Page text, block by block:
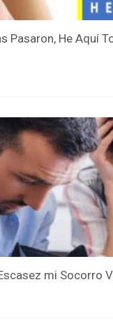
Pasaron, He Aquí
mi Socorro